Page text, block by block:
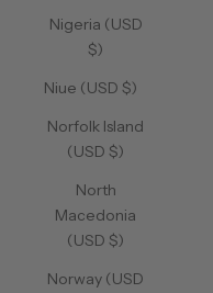
Nigeria (USD
$)
Niue (USD $)
Norfolk Island
(USD $)
North
Macedonia
(USD $)
Norway (USD